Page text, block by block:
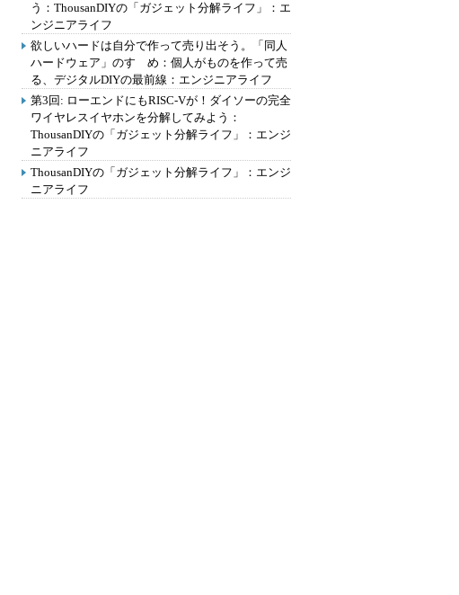
う：ThousanDIYの「ガジェット分解ライフ」：エ
ンジニアライフ
欲しいハードは自分で作って売り出そう。「同人
ハードウェア」のすゝめ：個人がものを作って売
る、デジタルDIYの最前線：エンジニアライフ
第3回: ローエンドにもRISC-Vが！ダイソーの完全
ワイヤレスイヤホンを分解してみよう：
ThousanDIYの「ガジェット分解ライフ」：エンジ
ニアライフ
ThousanDIYの「ガジェット分解ライフ」：エンジ
ニアライフ